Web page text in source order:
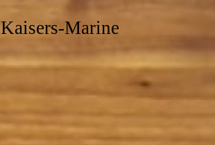
Kaisers-Marine